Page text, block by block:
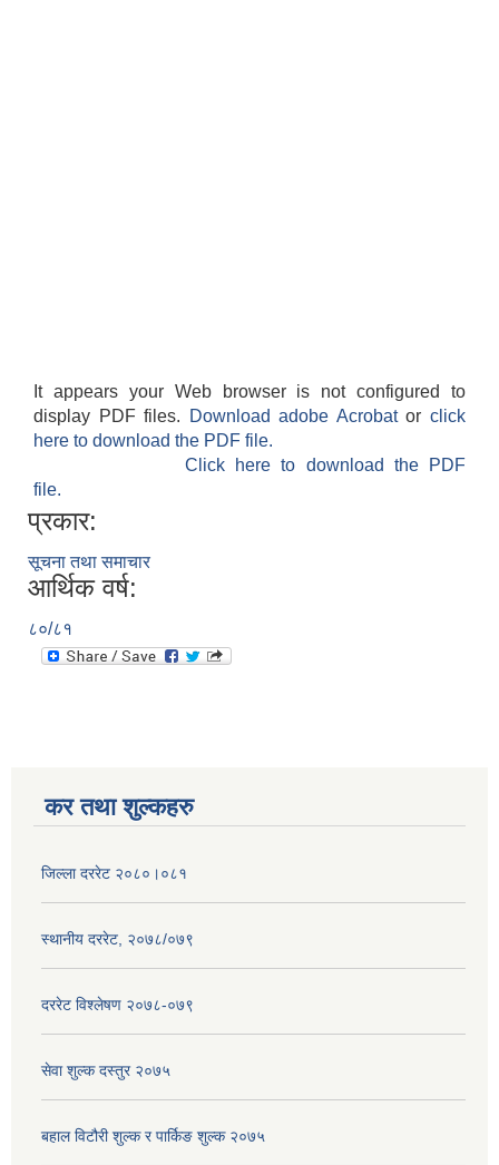
It appears your Web browser is not configured to
display PDF files.
Download adobe Acrobatorclick
here to download the PDF file.
Click here to download the PDF
file.
प्रकार:
सूचना तथा समाचार
आर्थिक वर्ष:
८०/८१
कर तथा शुल्कहरु
जिल्ला दररेट २०८०।०८१
स्थानीय दररेट, २०७८/०७९
दररेट विश्लेषण २०७८-०७९
सेवा शुल्क दस्तुर २०७५
बहाल विटौरी शुल्क र पार्किङ शुल्क २०७५